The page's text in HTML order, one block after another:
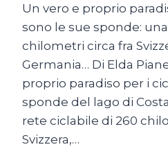
Un vero e proprio
sono le sue sponde:
chilometri circa fra
Germania… Di Elda
proprio paradiso per i
sponde del lago di
rete ciclabile di 260
Svizzera,…